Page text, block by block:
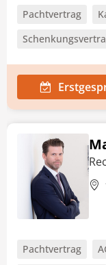
Pachtvertrag
Pachtvertrag